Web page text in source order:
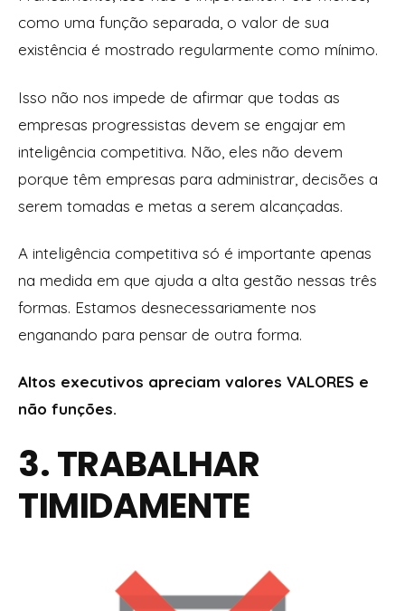
como uma função separada, o valor de sua
existência é mostrado regularmente como mínimo.
Isso não nos impede de afirmar que todas as
empresas progressistas devem se engajar em
inteligência competitiva. Não, eles não devem
porque têm empresas para administrar, decisões a
serem tomadas e metas a serem alcançadas.
A inteligência competitiva só é importante apenas
na medida em que ajuda a alta gestão nessas três
formas. Estamos desnecessariamente nos
enganando para pensar de outra forma.
Altos executivos apreciam valores VALORES e
não funções.
3. TRABALHAR
TIMIDAMENTE